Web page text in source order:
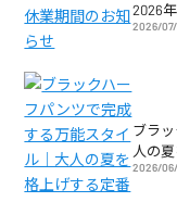
2026
2026/07/
ブラ
人の
2026/